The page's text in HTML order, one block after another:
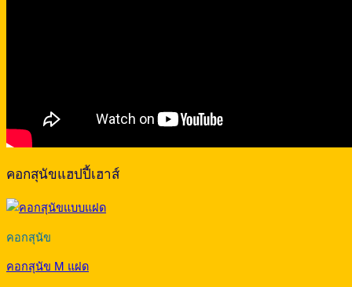
คอกสุนัขแฮปปี้เฮาส์
คอกสุนัข
คอกสุนัข M แฝด